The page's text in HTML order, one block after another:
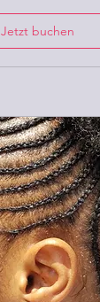
Jetzt buchen